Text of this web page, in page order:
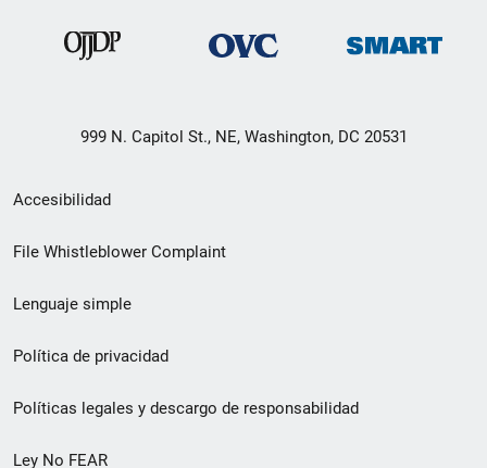
999 N. Capitol St., NE, Washington, DC 20531
Menú
de
de
pie
de
página
Accesibilidad
File Whistleblower Complaint
Lenguaje simple
Política de privacidad
Políticas legales y descargo de responsabilidad
Ley No FEAR